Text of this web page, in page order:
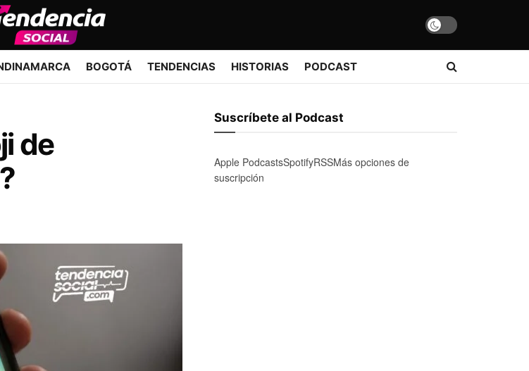
BOGOTÁ TENDENCIAS HISTORIAS PODCAST
de
Suscríbete al Podcast
Apple PodcastsSpotifyRSSMás opciones de
suscripción